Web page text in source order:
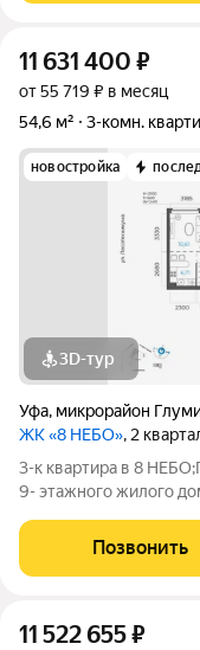
11 631 400 ₽
от 55 719 ₽ в месяц
54,6 м²
3-комн.
новостройка
3D-тур
Уфа, микрорайон
ЖК «8 НЕБО», 2
3-к квартира в 8
9- этажного жилого
строительства: 3
планировкой,
Позвонить
11 522 655₽